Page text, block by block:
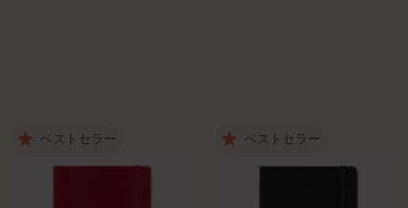
ベストセラー ベストセラー